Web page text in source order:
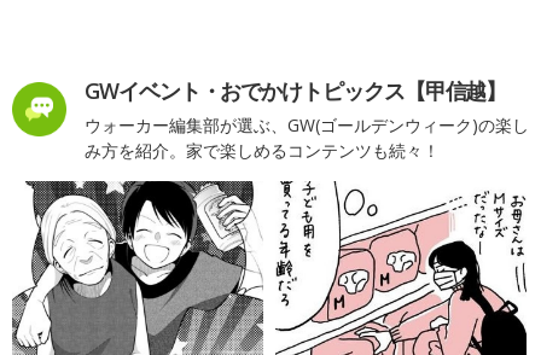
GWイベント・おでかけトピックス【甲信越】
ウォーカー編集部が選ぶ、GW(ゴールデンウィーク)の楽し
み方を紹介。家で楽しめるコンテンツも続々！